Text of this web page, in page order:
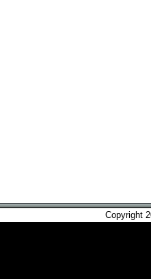
Copyright